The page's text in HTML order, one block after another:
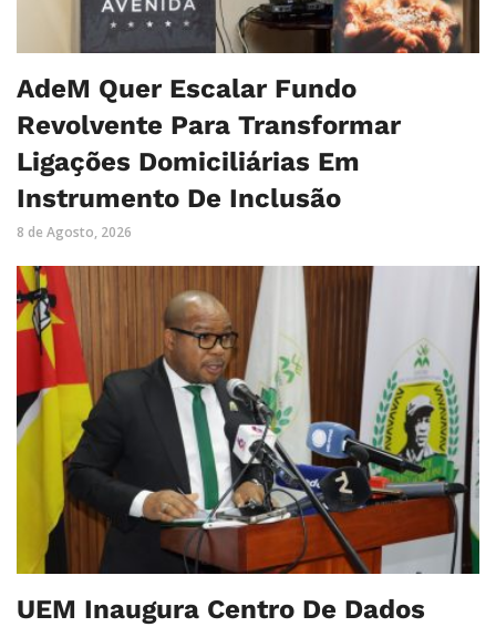
AdeM Quer Escalar Fundo
Revolvente Para Transformar
Ligações Domiciliárias Em
Instrumento De Inclusão
8 de Agosto, 2026
UEM Inaugura Centro De Dados